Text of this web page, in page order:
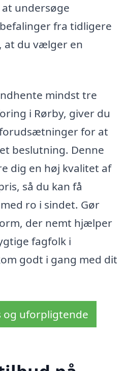
undersøge
fra tidligere
at du vælger en
mindst tre
i Rørby, giver du
for at
beslutning. Denne
dig en høj kvalitet af
så du kan få
ro i sindet. Gør
der nemt hjælper
fagfolk i
godt i gang med dit
og uforpligtende